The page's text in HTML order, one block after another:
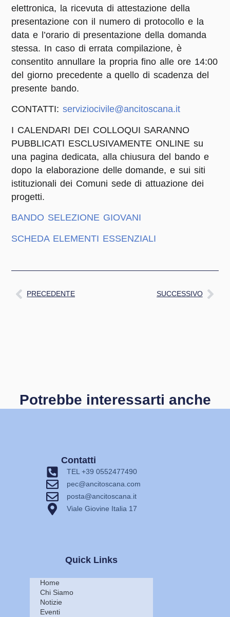
elettronica, la ricevuta di attestazione della
presentazione con il numero di protocollo e la
data e l’orario di presentazione della domanda
stessa. In caso di errata compilazione, è
consentito annullare la propria fino alle ore 14:00
del giorno precedente a quello di scadenza del
presente bando.
CONTATTI:serviziocivile@ancitoscana.it
I CALENDARI DEI COLLOQUI SARANNO
PUBBLICATI ESCLUSIVAMENTE ONLINE su
una pagina dedicata, alla chiusura del bando e
dopo la elaborazione delle domande, e sui siti
istituzionali dei Comuni sede di attuazione dei
progetti.
BANDO SELEZIONE GIOVANI
SCHEDA ELEMENTI ESSENZIALI
PRECEDENTE SUCCESSIVO
Potrebbe interessarti anche
Quick Links
Home
Chi Siamo
Notizie
Eventi
Contatti
TEL +39 0552477490
pec@ancitoscana.com
posta@ancitoscana.it
Viale Giovine Italia 17